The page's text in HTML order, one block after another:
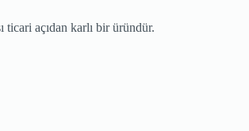
açıdan karlı bir üründür.